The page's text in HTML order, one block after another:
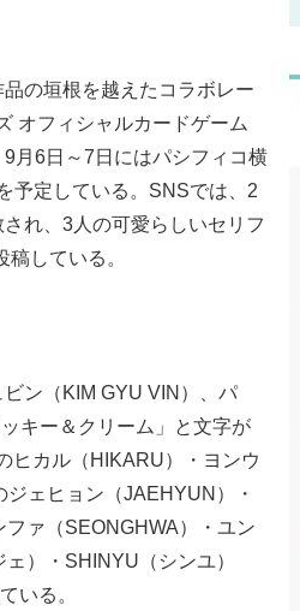
の垣根を越えたコラボレー
オフィシャルカードゲーム
月6日～7日にはパシフィコ横
予定している。SNSでは、2
れ、3人の可愛らしいセリフ
している。
ン（KIM GYU VIN）、パ
キー＆クリーム」と文字が
ヒカル（HIKARU）・ヨンウ
ェヒョン（JAEHYUN）・
ァ（SEONGHWA）・ユン
）・SHINYU（シンユ）
いる。